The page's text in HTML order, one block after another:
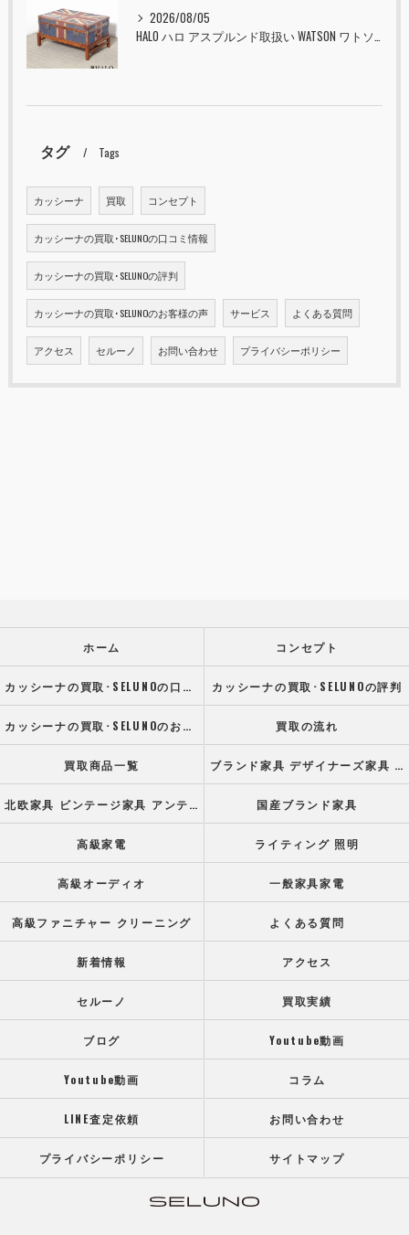
2026/08/05
HALO ハロ アスプルンド取扱い WATSON ワトソン ミディアム トランク & スタンド セット ユニオンジャック 入荷しました！！
タグ Tags
カッシーナ 買取 コンセプト
カッシーナの買取･SELUNOの口コミ情報
カッシーナの買取･SELUNOの評判
カッシーナの買取･SELUNOのお客様の声 サービス よくある質問
アクセス セルーノ お問い合わせ プライバシーポリシー
ホーム コンセプト
カッシーナの買取･SELUNOの口コミ情報 カッシーナの買取･SELUNOの評判
カッシーナの買取･SELUNOのお客様の声 買取の流れ
買取商品一覧 ブランド家具 デザイナーズ家具 高級オフィス家具
北欧家具 ビンテージ家具 アンティーク家具 国産ブランド家具
高級家電 ライティング 照明
高級オーディオ 一般家具家電
高級ファニチャー クリーニング よくある質問
新着情報 アクセス
セルーノ 買取実績
ブログ Youtube動画
Youtube動画 コラム
LINE査定依頼 お問い合わせ
プライバシーポリシー サイトマップ